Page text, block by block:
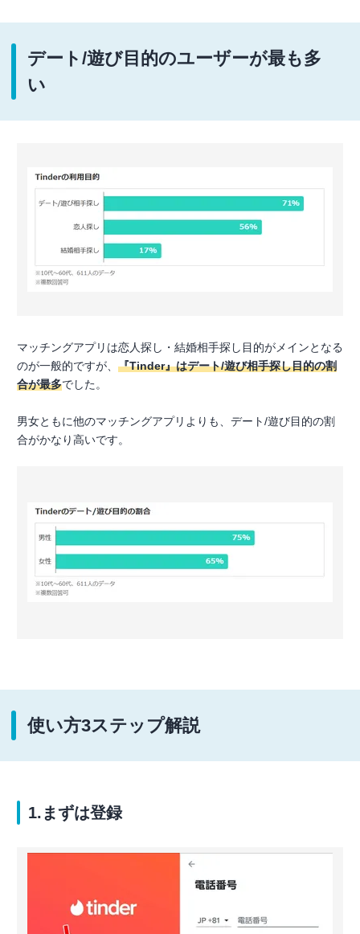
デート/遊び目的のユーザーが最も多
い
マッチングアプリは恋人探し・結婚相手探し目的がメインとなる
のが一般的ですが、 『Tinder』はデート/遊び相手探し目的の割
合が最多でした。
男女ともに他のマッチングアプリよりも、デート/遊び目的の割
合がかなり高いです。
使い方3ステップ解説
1.まずは登録